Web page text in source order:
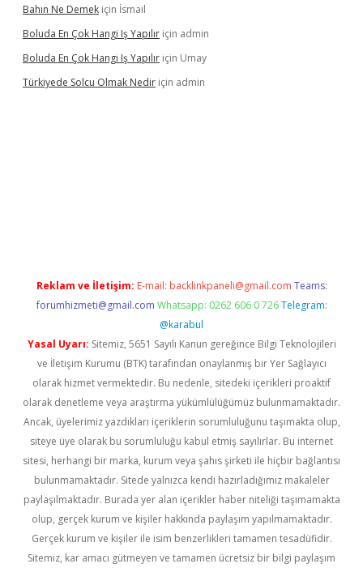
Bahın Ne Demek için İsmail
Boluda En Çok Hangi Iş Yapılır için admin
Boluda En Çok Hangi Iş Yapılır için Umay
Türkiyede Solcu Olmak Nedir için admin
Reklam ve İletişim: E-mail: backlinkpaneli@gmail.com Teams:
forumhizmeti@gmail.com Whatsapp: 0262 606 0 726 Telegram:
@karabul
Yasal Uyarı: Sitemiz, 5651 Sayılı Kanun gereğince Bilgi Teknolojileri
ve İletişim Kurumu (BTK) tarafından onaylanmış bir Yer Sağlayıcı
olarak hizmet vermektedir. Bu nedenle, sitedeki içerikleri proaktif
olarak denetleme veya araştırma yükümlülüğümüz bulunmamaktadır.
Ancak, üyelerimiz yazdıkları içeriklerin sorumluluğunu taşımakta olup,
siteye üye olarak bu sorumluluğu kabul etmiş sayılırlar. Bu internet
sitesi, herhangi bir marka, kurum veya şahıs şirketi ile hiçbir bağlantısı
bulunmamaktadır. Sitede yalnızca kendi hazırladığımız makaleler
paylaşılmaktadır. Burada yer alan içerikler haber niteliği taşımamakta
olup, gerçek kurum ve kişiler hakkında paylaşım yapılmamaktadır.
Gerçek kurum ve kişiler ile isim benzerlikleri tamamen tesadüfidir.
Sitemiz, kar amacı gütmeyen ve tamamen ücretsiz bir bilgi paylaşım